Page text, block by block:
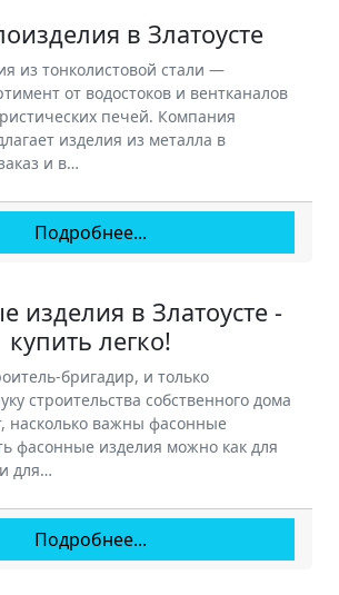
в Златоусте
из тонколистовой стали —
от водостоков и вентканалов
печей. Компания
изделия из металла в
и в…
Подробнее...
изделия в Златоусте -
купить легко!
бригадир, и только
строительства собственного дома
насколько важны фасонные
фасонные изделия можно как для
для…
Подробнее...